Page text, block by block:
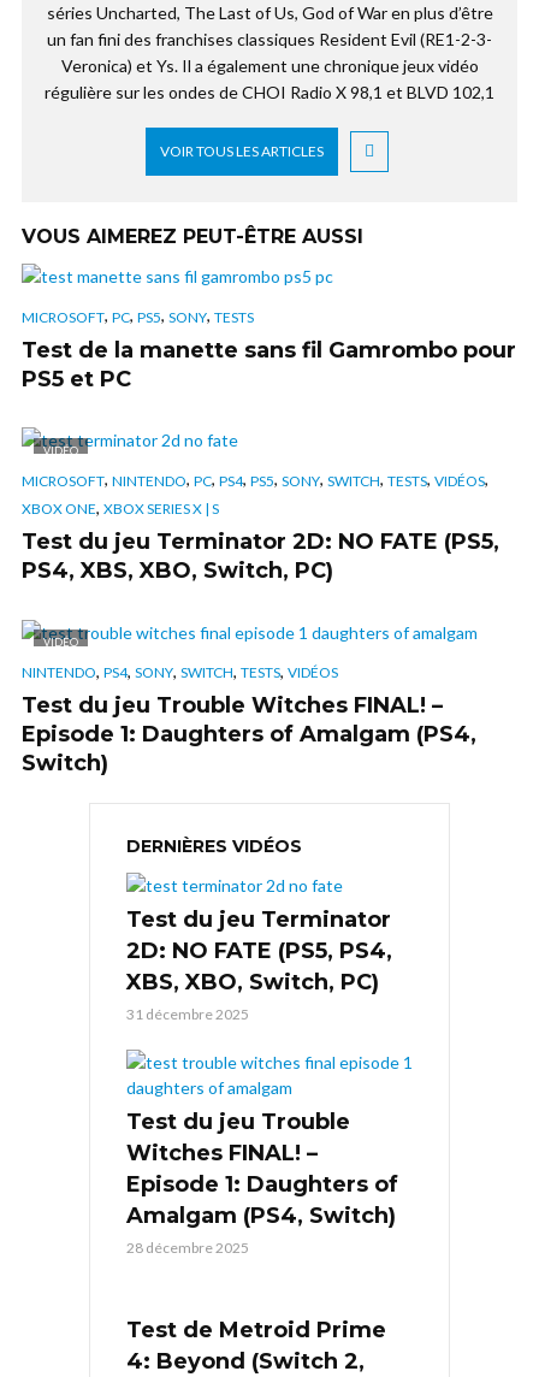
séries Uncharted, The Last of Us, God of War en plus d’être
un fan fini des franchises classiques Resident Evil (RE1-2-3-
Veronica) et Ys. Il a également une chronique jeux vidéo
régulière sur les ondes de CHOI Radio X 98,1 et BLVD 102,1
VOIR TOUS LES ARTICLES
VOUS AIMEREZ PEUT-ÊTRE AUSSI
MICROSOFT, PC, PS5, SONY, TESTS
Test de la manette sans fil Gamrombo pour
PS5 et PC
VIDÉO
MICROSOFT, NINTENDO, PC, PS4, PS5, SONY, SWITCH, TESTS, VIDÉOS,
XBOX ONE, XBOX SERIES X | S
Test du jeu Terminator 2D: NO FATE (PS5,
PS4, XBS, XBO, Switch, PC)
VIDÉO
NINTENDO, PS4, SONY, SWITCH, TESTS, VIDÉOS
Test du jeu Trouble Witches FINAL! –
Episode 1: Daughters of Amalgam (PS4,
Switch)
DERNIÈRES VIDÉOS
Test du jeu Terminator
2D: NO FATE (PS5, PS4,
XBS, XBO, Switch, PC)
31 décembre 2025
Test du jeu Trouble
Witches FINAL! –
Episode 1: Daughters of
Amalgam (PS4, Switch)
28 décembre 2025
Test de Metroid Prime
4: Beyond (Switch 2,